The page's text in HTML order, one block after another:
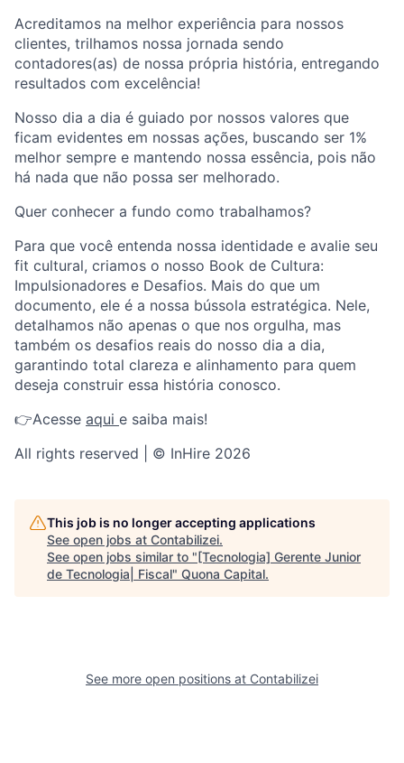
Acreditamos na melhor experiência para nossos
clientes, trilhamos nossa jornada sendo
contadores(as) de nossa própria história, entregando
resultados com excelência!
Nosso dia a dia é guiado por nossos valores que
ficam evidentes em nossas ações, buscando ser 1%
melhor sempre e mantendo nossa essência, pois não
há nada que não possa ser melhorado.
Quer conhecer a fundo como trabalhamos?
Para que você entenda nossa identidade e avalie seu
fit cultural, criamos o nosso Book de Cultura:
Impulsionadores e Desafios. Mais do que um
documento, ele é a nossa bússola estratégica. Nele,
detalhamos não apenas o que nos orgulha, mas
também os desafios reais do nosso dia a dia,
garantindo total clareza e alinhamento para quem
deseja construir essa história conosco.
👉Acesse aqui e saiba mais!
All rights reserved | © InHire 2026
This job is no longer accepting applications
See open jobs at Contabilizei.
See open jobs similar to "[Tecnologia] Gerente Junior
de Tecnologia| Fiscal" Quona Capital.
See more open positions at Contabilizei